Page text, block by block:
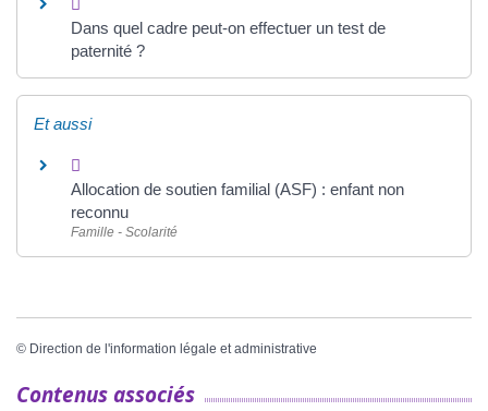
Dans quel cadre peut-on effectuer un test de
paternité ?
Et aussi
Allocation de soutien familial (ASF) : enfant non
reconnu
Famille - Scolarité
© Direction de l'information légale et administrative
Contenus associés